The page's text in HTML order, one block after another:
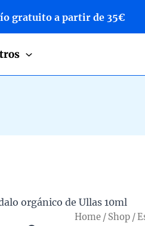
gratuito a partir de 35€
orgánico de Ullas 10ml
Home / Shop /